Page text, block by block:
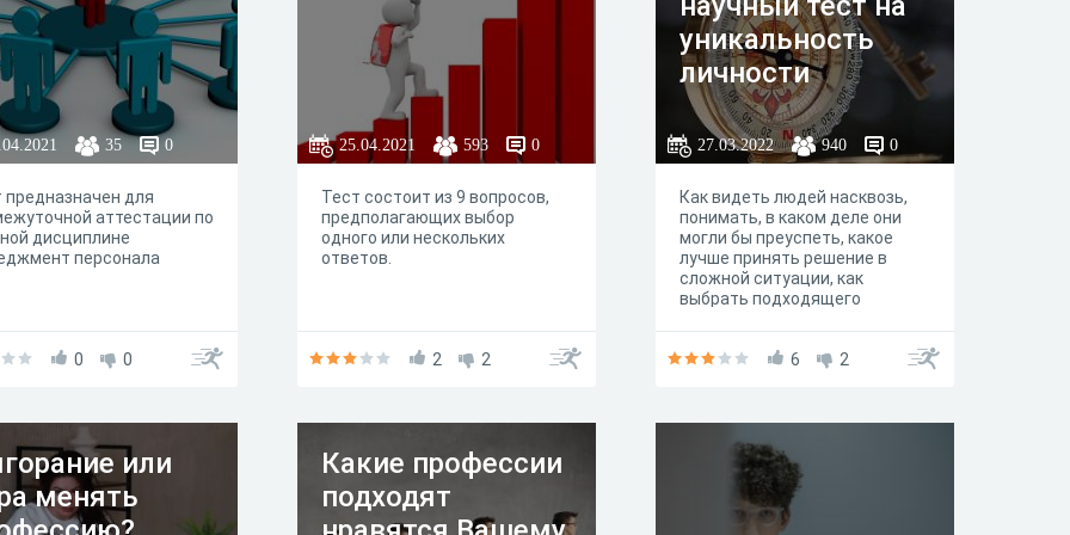
35 0
предназначен для
аттестации по
дисциплине
персонала
0 0
25.04.2021 593 0
Тест состоит из 9 вопросов,
предполагающих выбор
одного или нескольких
ответов.
2 2
уникальность
личности
27.03.2022 940 0
Как видеть людей насквозь,
понимать, в каком деле они
могли бы преуспеть, какое
лучше принять решение в
сложной ситуации, как
выбрать подходящего
важные вопросы поможет
черт характера, заложенных в
тебя генетически, основанный
на теории пятифакторной
модели личности по
методологии ОКЭАН, которая
вот уже около тридцати лет
6 2
или
менять
Какие профессии
подходят